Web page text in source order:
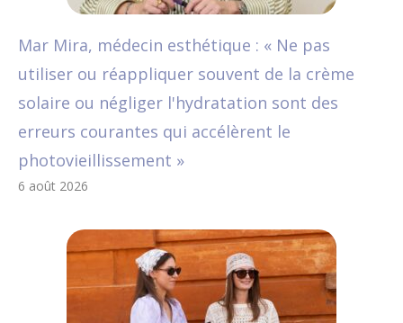
Mar Mira, médecin esthétique : « Ne pas
utiliser ou réappliquer souvent de la crème
solaire ou négliger l'hydratation sont des
erreurs courantes qui accélèrent le
photovieillissement »
6 août 2026